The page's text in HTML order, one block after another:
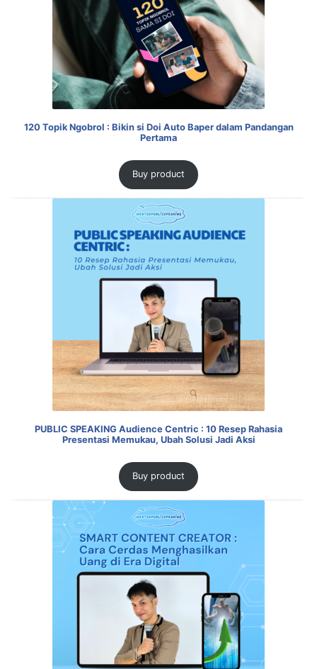
120 Topik Ngobrol : Bikin si Doi Auto Baper dalam Pandangan
Pertama
Buy product
PUBLIC SPEAKING Audience Centric : 10 Resep Rahasia
Presentasi Memukau, Ubah Solusi Jadi Aksi
Buy product